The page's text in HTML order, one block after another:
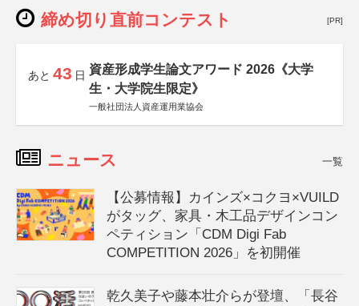
締め切り直前コンテスト [PR]
あと 43 日 資産形成学生論文アワード 2026《大学
生・大学院生限定》
一般社団法人資産運用業協会
ニュース 一覧
【公募情報】カインズ×コクヨ×VUILD
がタッグ、家具・木工品デザインコン
ペティション「CDM Digi Fab
COMPETITION 2026」を初開催
乾久美子や藤本壮介らが登壇、「長谷